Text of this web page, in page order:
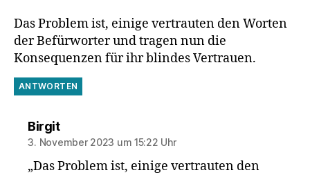
Das Problem ist, einige vertrauten den Worten
der Befürworter und tragen nun die
Konsequenzen für ihr blindes Vertrauen.
ANTWORTEN
Birgitsagt:
3. November 2023 um 15:22 Uhr
„Das Problem ist, einige vertrauten den